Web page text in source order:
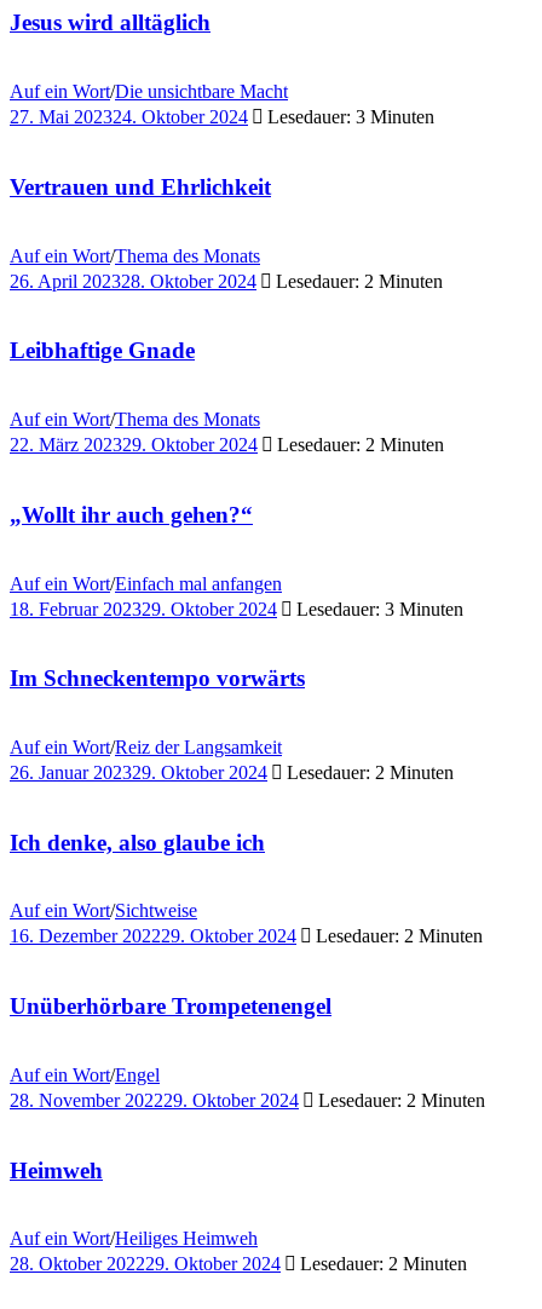
Jesus wird alltäglich
Auf ein Wort/Die unsichtbare Macht
27. Mai 202324. Oktober 2024 Lesedauer: 3 Minuten
Vertrauen und Ehrlichkeit
Auf ein Wort/Thema des Monats
26. April 202328. Oktober 2024 Lesedauer: 2 Minuten
Leibhaftige Gnade
Auf ein Wort/Thema des Monats
22. März 202329. Oktober 2024 Lesedauer: 2 Minuten
„Wollt ihr auch gehen?“
Auf ein Wort/Einfach mal anfangen
18. Februar 202329. Oktober 2024 Lesedauer: 3 Minuten
Im Schneckentempo vorwärts
Auf ein Wort/Reiz der Langsamkeit
26. Januar 202329. Oktober 2024 Lesedauer: 2 Minuten
Ich denke, also glaube ich
Auf ein Wort/Sichtweise
16. Dezember 202229. Oktober 2024 Lesedauer: 2 Minuten
Unüberhörbare Trompetenengel
Auf ein Wort/Engel
28. November 202229. Oktober 2024 Lesedauer: 2 Minuten
Heimweh
Auf ein Wort/Heiliges Heimweh
28. Oktober 202229. Oktober 2024 Lesedauer: 2 Minuten